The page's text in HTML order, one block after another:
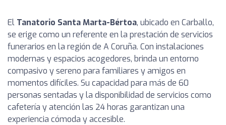
El Tanatorio Santa Marta-Bértoa, ubicado en Carballo,
se erige como un referente en la prestación de servicios
funerarios en la región de A Coruña. Con instalaciones
modernas y espacios acogedores, brinda un entorno
compasivo y sereno para familiares y amigos en
momentos difíciles. Su capacidad para más de 60
personas sentadas y la disponibilidad de servicios como
cafetería y atención las 24 horas garantizan una
experiencia cómoda y accesible.